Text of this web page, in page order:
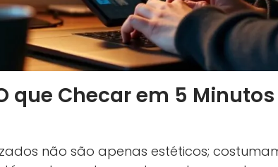
que Checar em 5
não são apenas estéticos;